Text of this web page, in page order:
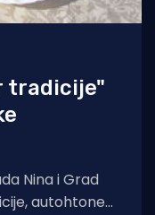
tradicije"
Nina i Grad
autohtone